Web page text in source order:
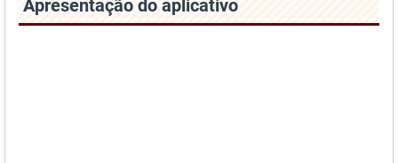
Apresentação do aplicativo